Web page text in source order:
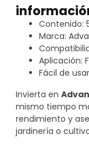
Contenido:
Marca:
Aplicación:
Fácil de
Invierta en
mismo tiempo
rendimiento y
jardinería o